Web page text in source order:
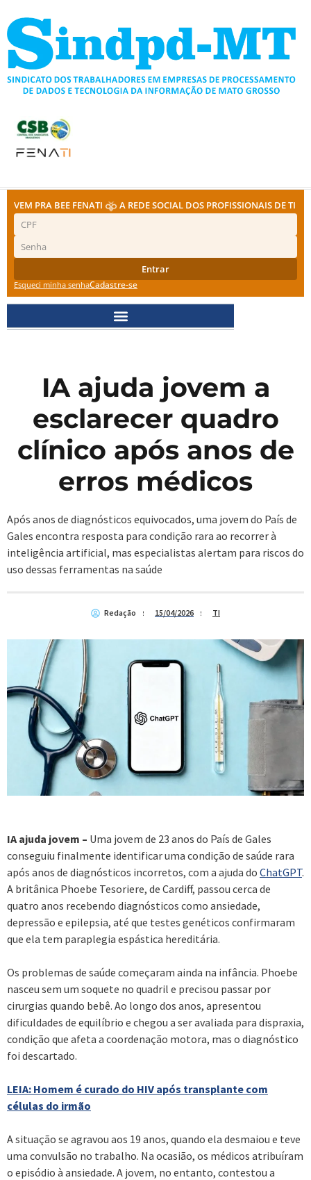
para
conteúdo
VEM PRA BEE FENATI A REDE SOCIAL DOS PROFISSIONAIS DE TI
Entrar
Esqueci minha senhaCadastre-se
IA ajuda jovem a
esclarecer quadro
clínico após anos de
erros médicos
Após anos de diagnósticos equivocados, uma jovem do País de
Gales encontra resposta para condição rara ao recorrer à
inteligência artificial, mas especialistas alertam para riscos do
uso dessas ferramentas na saúde
Redação 15/04/2026 TI
IA ajuda jovem – Uma jovem de 23 anos do País de Gales
conseguiu finalmente identificar uma condição de saúde rara
após anos de diagnósticos incorretos, com a ajuda do ChatGPT.
A britânica Phoebe Tesoriere, de Cardiff, passou cerca de
quatro anos recebendo diagnósticos como ansiedade,
depressão e epilepsia, até que testes genéticos confirmaram
que ela tem paraplegia espástica hereditária.
Os problemas de saúde começaram ainda na infância. Phoebe
nasceu sem um soquete no quadril e precisou passar por
cirurgias quando bebê. Ao longo dos anos, apresentou
dificuldades de equilíbrio e chegou a ser avaliada para dispraxia,
condição que afeta a coordenação motora, mas o diagnóstico
foi descartado.
LEIA: Homem é curado do HIV após transplante com
células do irmão
A situação se agravou aos 19 anos, quando ela desmaiou e teve
uma convulsão no trabalho. Na ocasião, os médicos atribuíram
o episódio à ansiedade. A jovem, no entanto, contestou a